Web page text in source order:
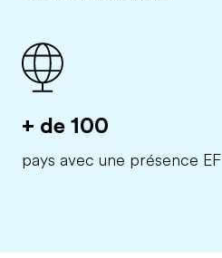
+ de 100
pays avec une présence EF